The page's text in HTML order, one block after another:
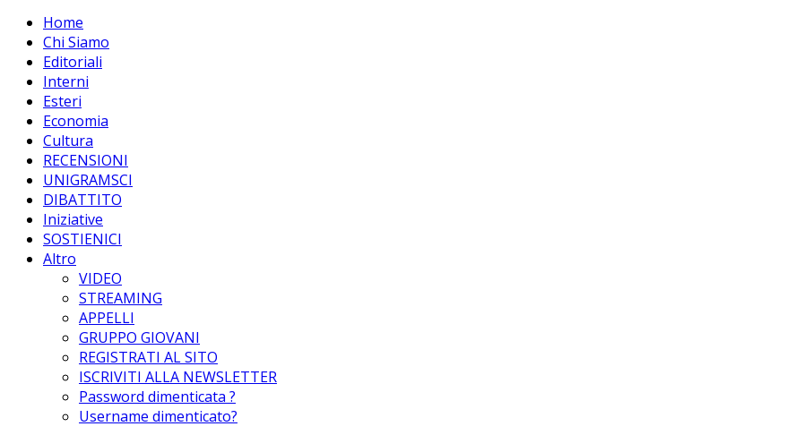
Home
Chi Siamo
Editoriali
Interni
Esteri
Economia
Cultura
RECENSIONI
UNIGRAMSCI
DIBATTITO
Iniziative
SOSTIENICI
Altro
VIDEO
STREAMING
APPELLI
GRUPPO GIOVANI
REGISTRATI AL SITO
ISCRIVITI ALLA NEWSLETTER
Password dimenticata ?
Username dimenticato?